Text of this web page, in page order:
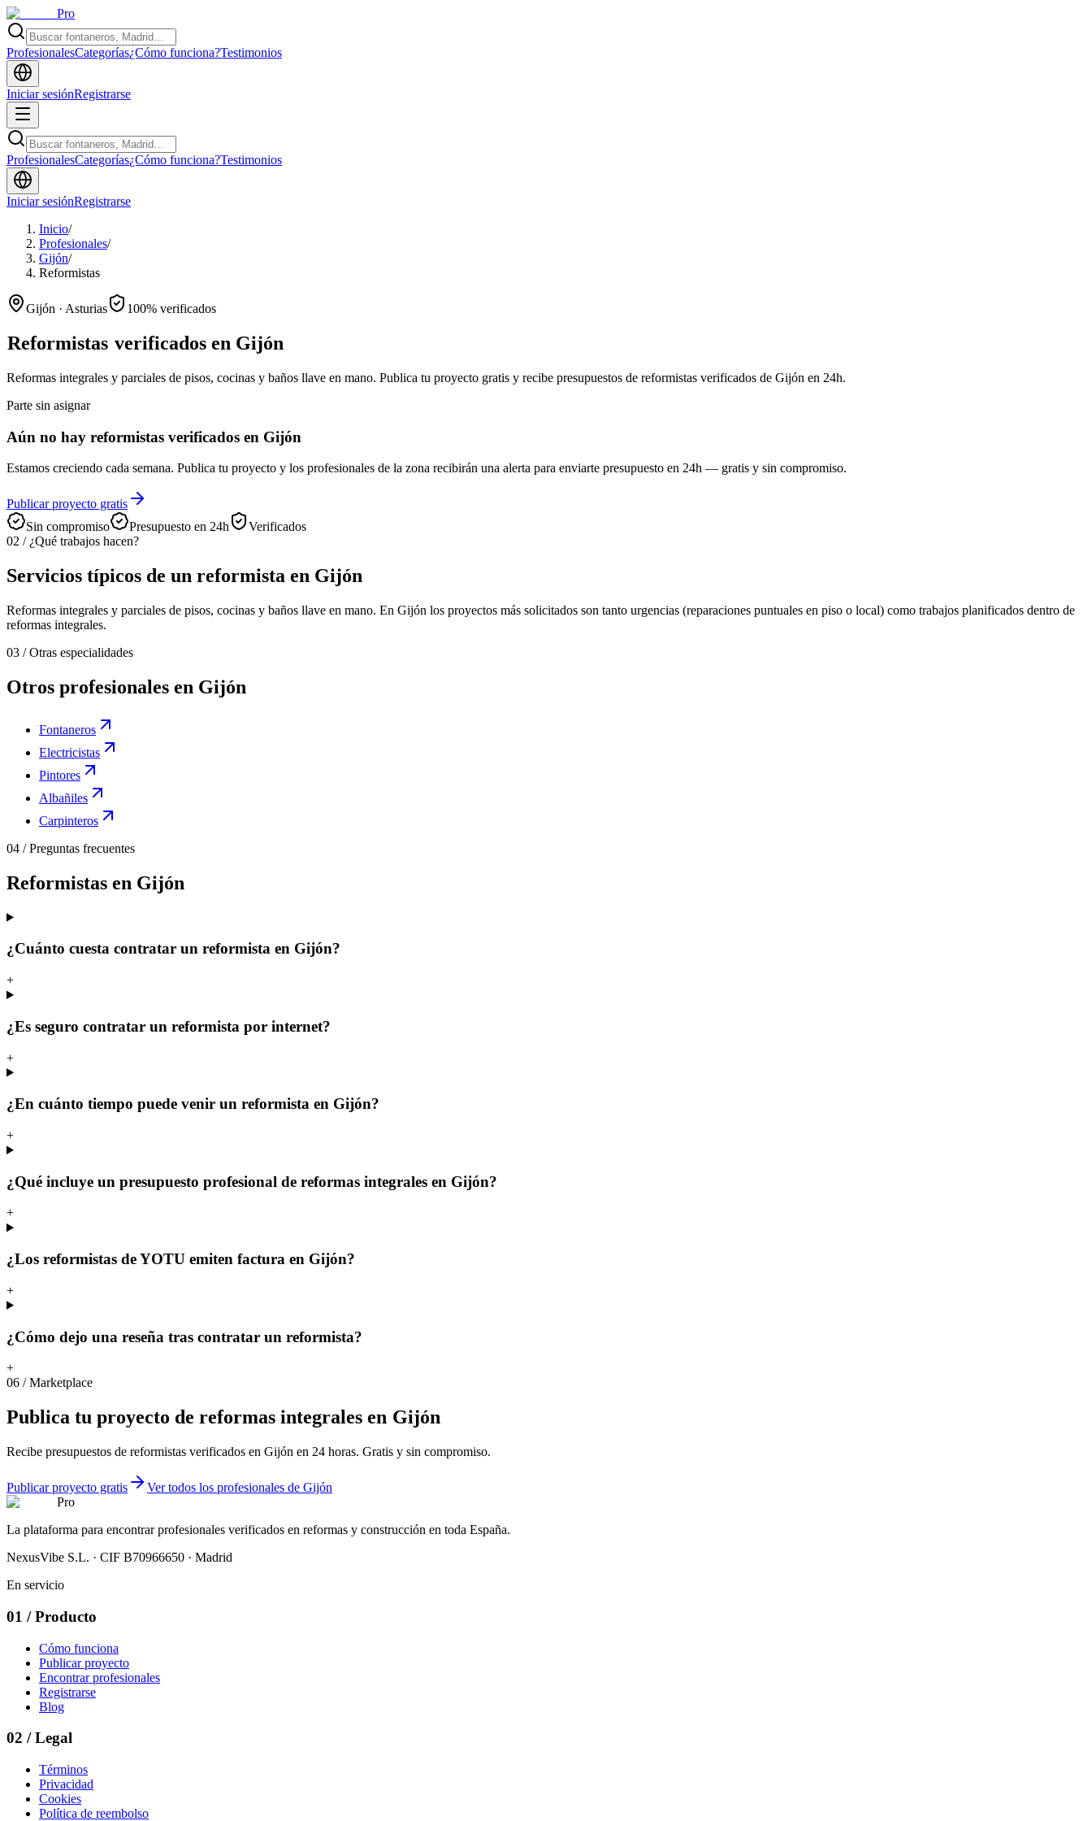
Pro
ProfesionalesCategorías¿Cómo funciona?Testimonios
Iniciar sesiónRegistrarse
ProfesionalesCategorías¿Cómo funciona?Testimonios
Iniciar sesiónRegistrarse
Inicio/
Profesionales/
Gijón/
Reformistas
Gijón · Asturias 100% verificados
Reformistas verificados en Gijón
Reformas integrales y parciales de pisos, cocinas y baños llave en mano. Publica tu proyecto gratis y recibe presupuestos de reformistas verificados de Gijón en 24h.
Parte sin asignar
Aún no hay reformistas verificados en Gijón
Estamos creciendo cada semana. Publica tu proyecto y los profesionales de la zona recibirán una alerta para enviarte presupuesto en 24h — gratis y sin compromiso.
Publicar proyecto gratis
Sin compromiso
Presupuesto en 24h
Verificados
02 / ¿Qué trabajos hacen?
Servicios típicos de un reformista en Gijón
Reformas integrales y parciales de pisos, cocinas y baños llave en mano. En Gijón los proyectos más solicitados son tanto urgencias (reparaciones puntuales en piso o local) como trabajos planificados dentro de
reformas integrales.
03 /Otras especialidades
Otros profesionales en Gijón
Fontaneros
Electricistas
Pintores
Albañiles
Carpinteros
04 /Preguntas frecuentes
Reformistas en Gijón
¿Cuánto cuesta contratar un reformista en Gijón?
+
¿Es seguro contratar un reformista por internet?
+
¿En cuánto tiempo puede venir un reformista en Gijón?
+
¿Qué incluye un presupuesto profesional de reformas integrales en Gijón?
+
¿Los reformistas de YOTU emiten factura en Gijón?
+
¿Cómo dejo una reseña tras contratar un reformista?
+
06 /Marketplace
Publica tu proyecto de reformas integrales en Gijón
Recibe presupuestos de reformistas verificados en Gijón en 24 horas. Gratis y sin compromiso.
Publicar proyecto gratis
Ver todos los profesionales de Gijón
Pro
La plataforma para encontrar profesionales verificados en reformas y construcción en toda España.
NexusVibe S.L. · CIF B70966650 · Madrid
En servicio
01 / Producto
Cómo funciona
Publicar proyecto
Encontrar profesionales
Registrarse
Blog
02 / Legal
Términos
Privacidad
Cookies
Política de reembolso